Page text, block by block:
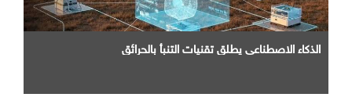
الذكاء الاصطناعي يطلق تقنيات التنبأ بالحرائق